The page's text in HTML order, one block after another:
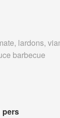
lardons,
barbecue
pers